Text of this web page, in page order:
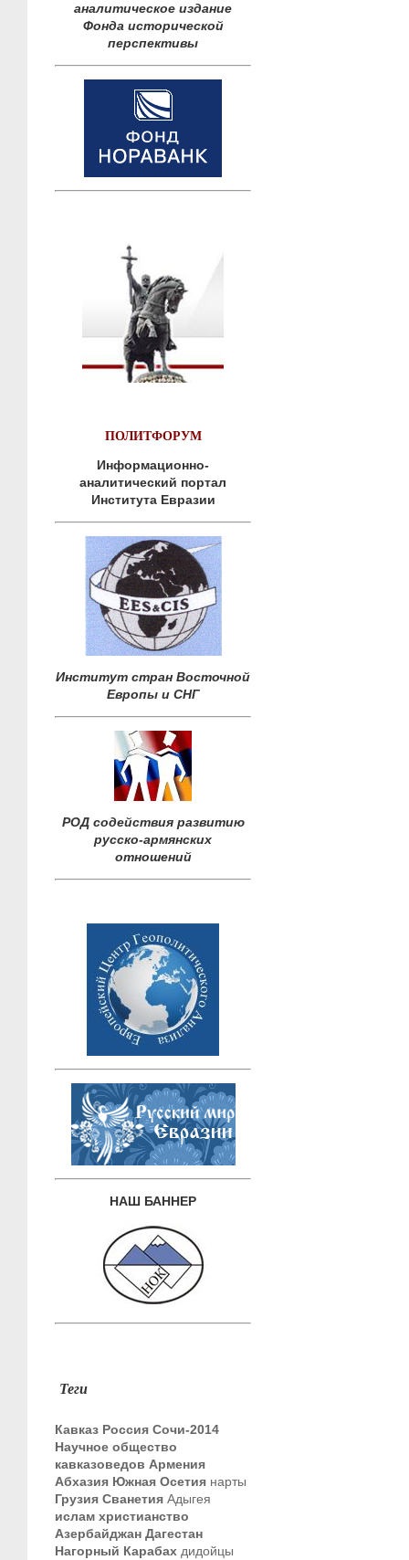
аналитическое издание
Фонда исторической
перспективы
ПОЛИТФОРУМ
Информационно-
аналитический портал
Института Евразии
Институт стран Восточной
Европы и СНГ
РОД содействия развитию
русско-армянских
отношений
НАШ БАННЕР
Теги
Кавказ Россия Сочи-2014
Научное общество
кавказоведов Армения
Абхазия Южная Осетия нарты
Грузия Сванетия Адыгея
ислам христианство
Азербайджан Дагестан
Нагорный Карабах дидойцы